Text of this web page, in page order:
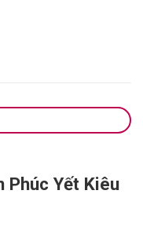
Phúc Yết Kiêu